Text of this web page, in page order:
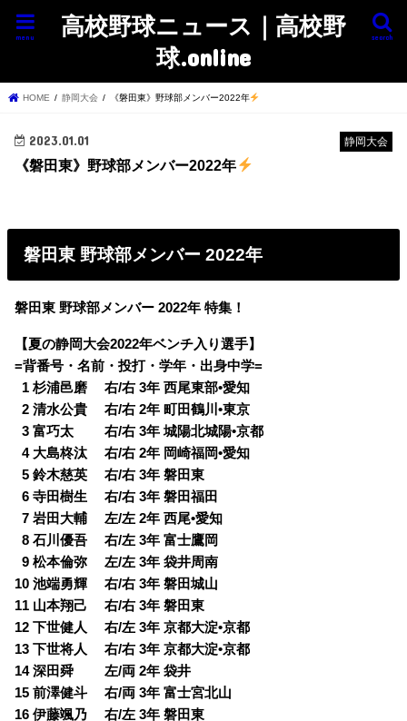
高校野球ニュース｜高校野
球.online
search
menu
HOME 静岡大会 《磐田東》野球部メンバー2022年
静岡大会
2023.01.01
《磐田東》野球部メンバー2022年
磐田東 野球部メンバー 2022年
磐田東 野球部メンバー 2022年 特集！
【夏の静岡大会2022年ベンチ入り選手】
=背番号・名前・投打・学年・出身中学=
1 杉浦邑磨 右/右 3年 西尾東部•愛知
02 清水公貴 右/右 2年 町田鶴川•東京
03 富巧太 右/右 3年 城陽北城陽•京都
04 大島柊汰 右/右 2年 岡崎福岡•愛知
05 鈴木慈英 右/右 3年 磐田東
06 寺田樹生 右/右 3年 磐田福田
07 岩田大輔 左/左 2年 西尾•愛知
08 石川優吾 右/左 3年 富士鷹岡
09 松本倫弥 左/左 3年 袋井周南
10 池端勇輝 右/右 3年 磐田城山
11 山本翔己 右/右 3年 磐田東
12 下世健人 右/左 3年 京都大淀•京都
13 下世将人 右/右 3年 京都大淀•京都
14 深田舜 左/両 2年 袋井
15 前澤健斗 右/両 3年 富士宮北山
16 伊藤颯乃 右/左 3年 磐田東